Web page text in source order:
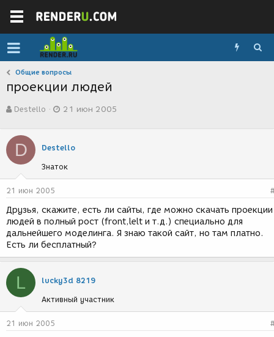
Общие вопросы
проекции людей
в
о
р
т
е
м
ы
Destello
а
с
з
д
и
я
21 июн 2005
D Destello
Знаток
21 июн 2005
Друзья, скажите, есть ли сайты, где можно скачать проекции
людей в полный рост (front,lelt и т.д.) специально для
дальнейшего моделинга. Я знаю такой сайт, но там платно.
Есть ли бесплатный?
L lucky3d 8219
Активный участник
21 июн 2005